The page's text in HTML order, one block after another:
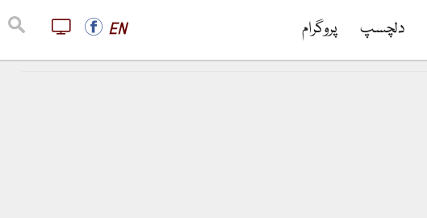
دلچسپ پروگرام EN